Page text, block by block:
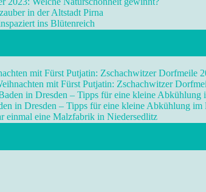
in der Altstadt Pirna
ins Blütenreich
mit Fürst Putjatin: Zschachwitzer Dorfmeile
mit Fürst Putjatin: Zschachwitzer
in Dresden – Tipps für eine kleine Abkühlung
in Dresden – Tipps für eine kleine Abkühlung im
einmal eine Malzfabrik in Niedersedlitz